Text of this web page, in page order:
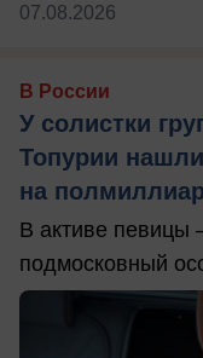
07.08.2026
В России
У солистки
Топурии
на
В активе певицы
подмосковный